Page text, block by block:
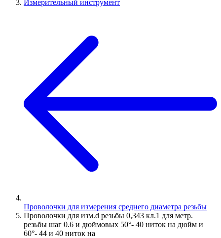
Измерительный инструмент
Проволочки для измерения среднего диаметра резьбы
Проволочки для изм.d резьбы 0,343 кл.1 для метр.
резьбы шаг 0.6 и дюймовых 50°- 40 ниток на дюйм и
60°- 44 и 40 ниток на